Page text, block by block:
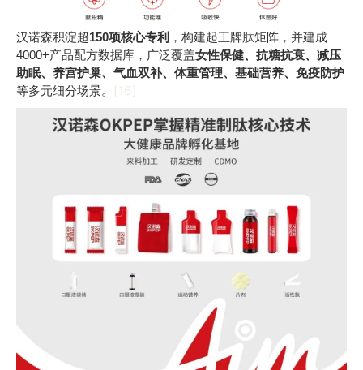
汉诺森积淀超150项核心专利 ，构建起王牌肽矩阵，并建成
4000+产品配方数据库，广泛覆盖女性保健、抗糖抗衰、减压
助眠、养宫护巢、气血双补、体重管理、基础营养、免疫防护
等多元细分场景。
[16]